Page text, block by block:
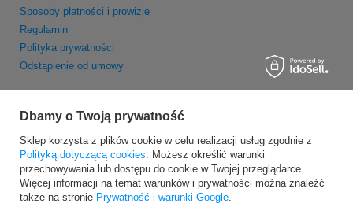
Sposoby płatności i prowizje
Regulamin
Polityka prywatności
Odstąpienie od umowy
Zarejestruj się
Moje zamówienia
Koszyk
Obserwowane
Newsletter
Dbamy o Twoją prywatność
Sklep korzysta z plików cookie w celu realizacji usług zgodnie z
Polityką dotyczącą cookies. Możesz określić warunki
przechowywania lub dostępu do cookie w Twojej przeglądarce.
Więcej informacji na temat warunków i prywatności można znaleźć
także na stronie Prywatność i warunki Google.